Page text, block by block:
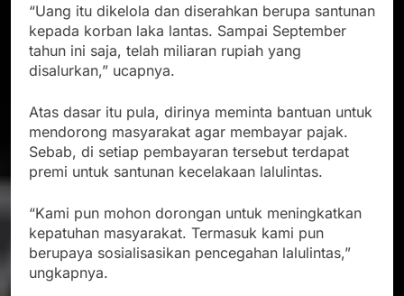
“Uang itu dikelola dan diserahkan berupa santunan
kepada korban laka lantas. Sampai September
tahun ini saja, telah miliaran rupiah yang
disalurkan,” ucapnya.
Atas dasar itu pula, dirinya meminta bantuan untuk
mendorong masyarakat agar membayar pajak.
Sebab, di setiap pembayaran tersebut terdapat
premi untuk santunan kecelakaan lalulintas.
“Kami pun mohon dorongan untuk meningkatkan
kepatuhan masyarakat. Termasuk kami pun
berupaya sosialisasikan pencegahan lalulintas,”
ungkapnya.